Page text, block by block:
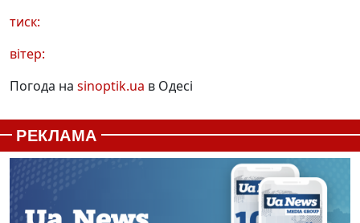
тиск:
вітер:
Погода на sinoptik.ua в Одесі
РЕКЛАМА